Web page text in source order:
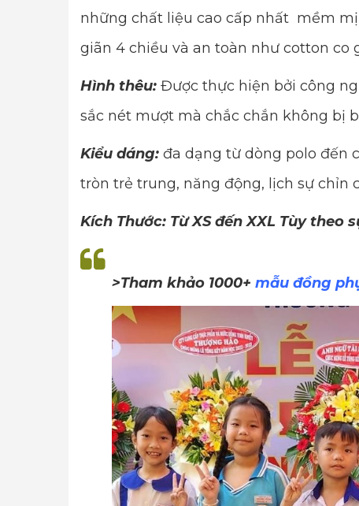
những chất liệu cao cấp nhất mềm
giãn 4 chiều và an toàn như cotton co
Hình thêu: Được thực hiện bởi công
sắc nét mượt mà chắc chắn không bị
Kiểu dáng: đa dạng từ dòng polo đến
tròn trẻ trung, năng động, lịch sự chỉn
Kích Thước: Từ XS đến XXL Tùy
>Tham khảo 1000+ mẫu đồng